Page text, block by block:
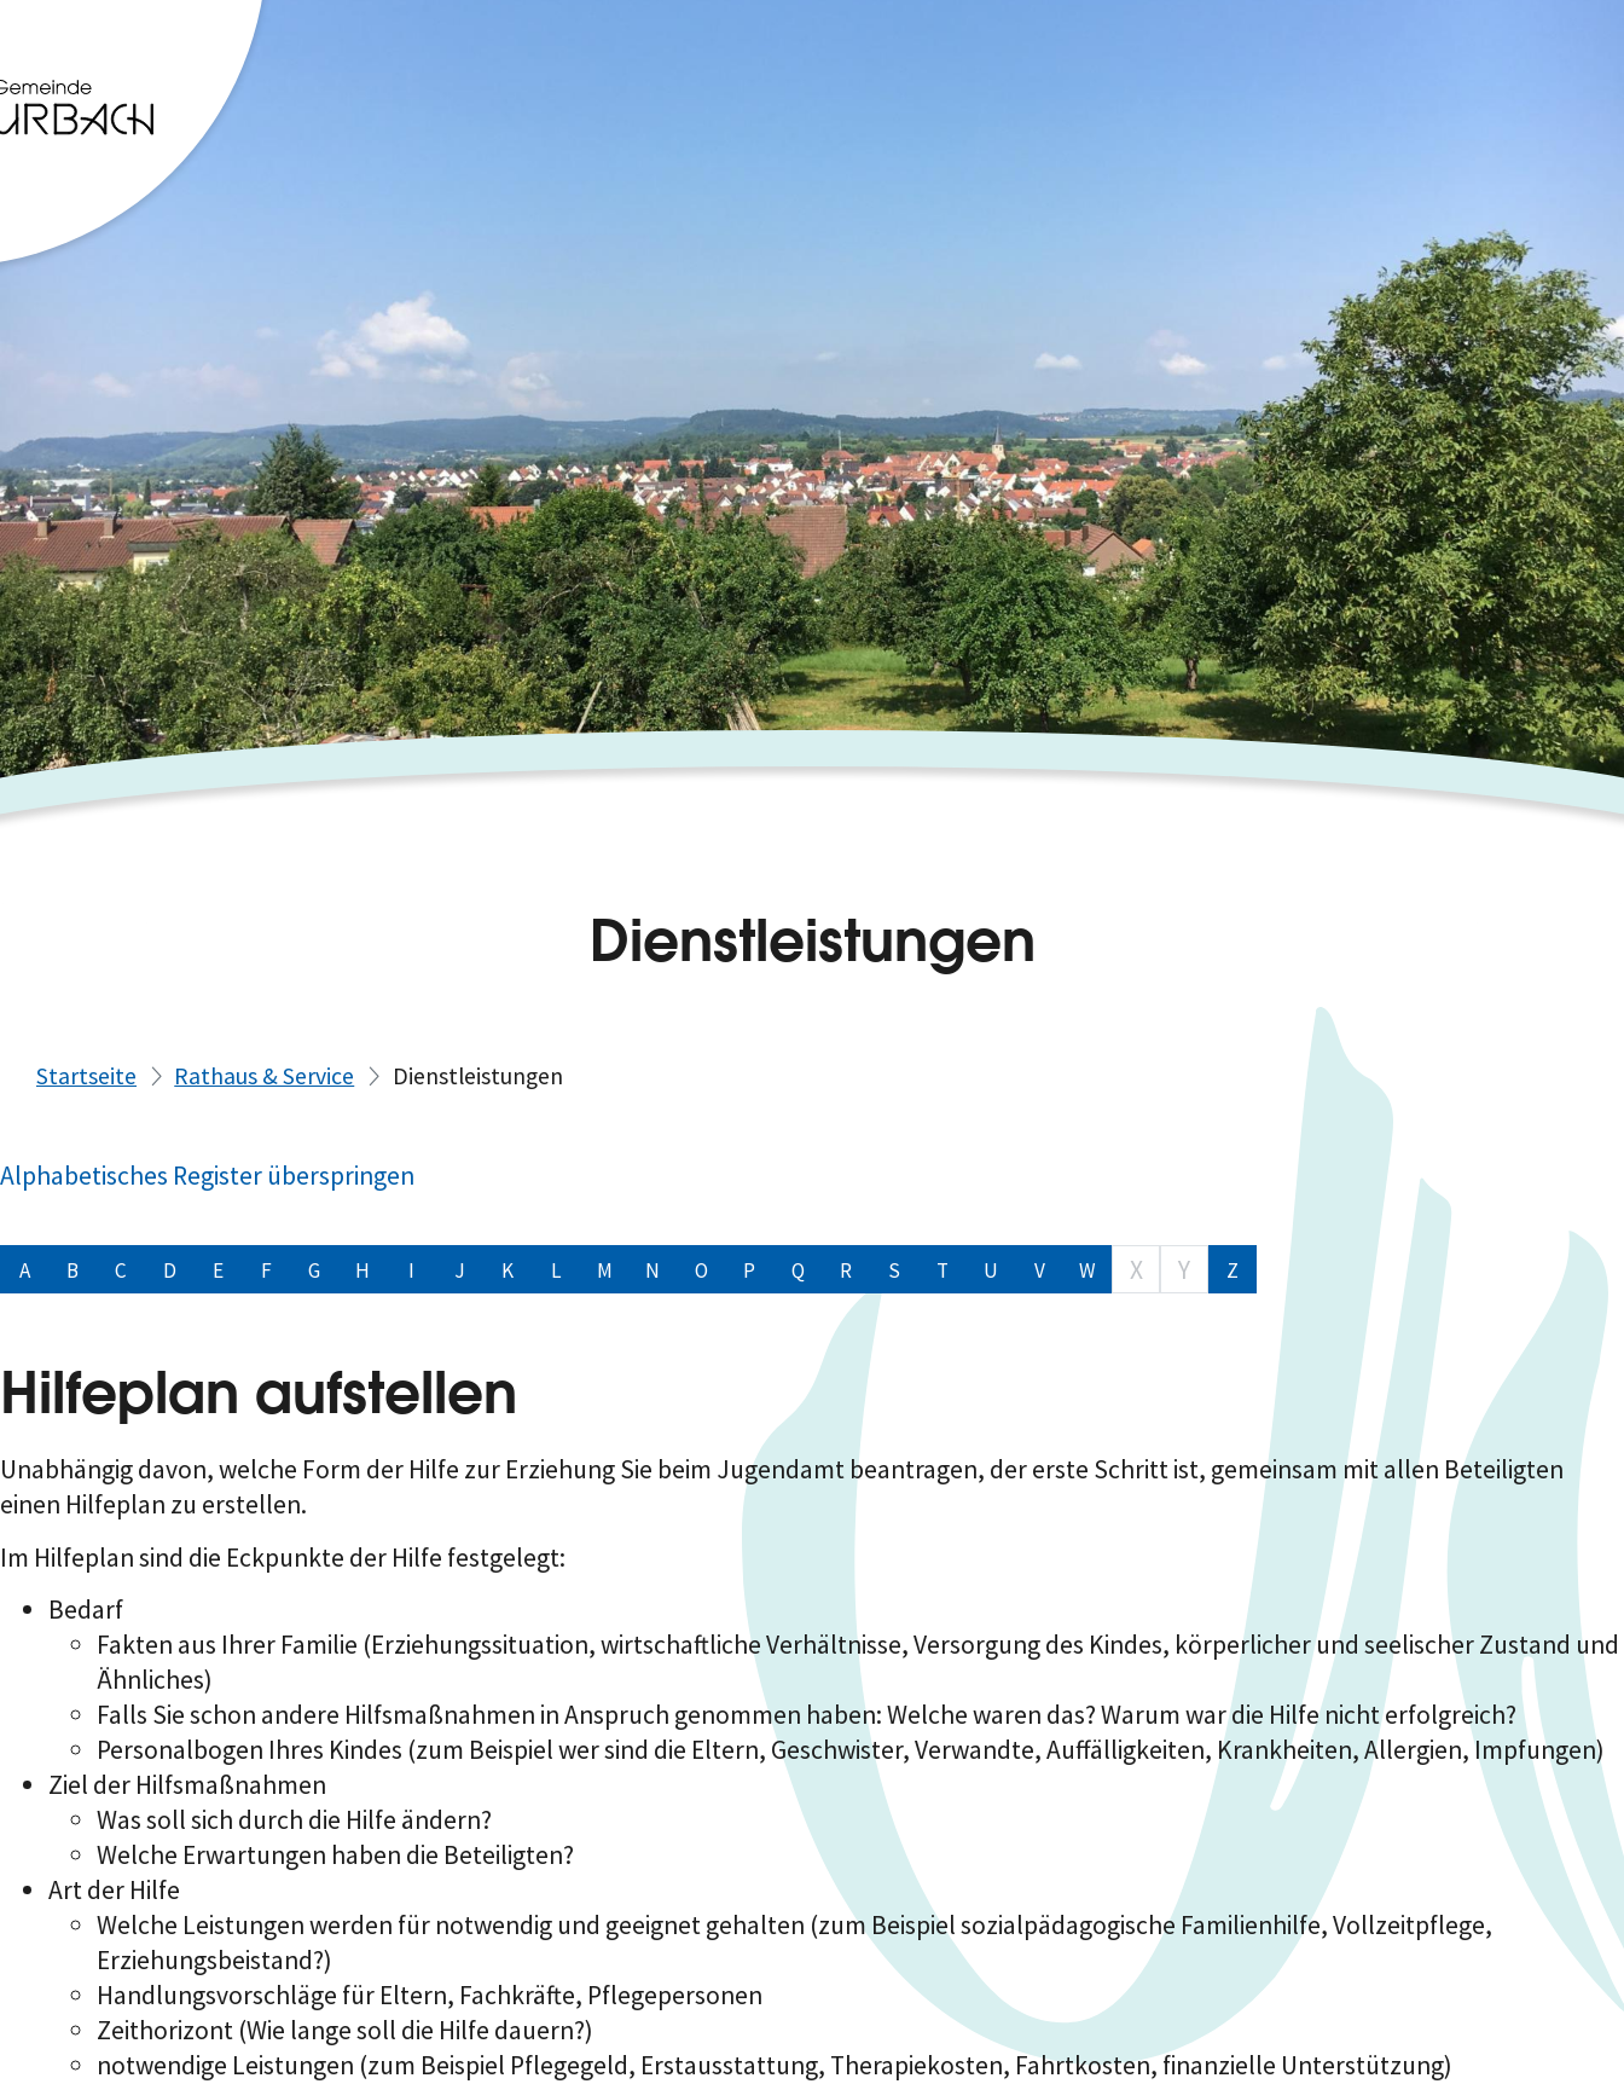
Dienstleistungen
Startseite Rathaus & Service Dienstleistungen
Alphabetisches Register überspringen
A B C D E F G H I J K L M N O P Q R S T U V W X Y Z
Hilfeplan aufstellen
Unabhängig davon, welche Form der Hilfe zur Erziehung Sie beim Jugendamt beantragen, der erste Schritt ist, gemeinsam mit allen Beteiligten
einen Hilfeplan zu erstellen.
Im Hilfeplan sind die Eckpunkte der Hilfe festgelegt:
Bedarf
Fakten aus Ihrer Familie (Erziehungssituation, wirtschaftliche Verhältnisse, Versorgung des Kindes, körperlicher und seelischer Zustand und
Ähnliches)
Falls Sieschon andere Hilfsmaßnahmen in Anspruch genommen haben: Welche waren das? Warum war die Hilfe nicht erfolgreich?
Personalbogen Ihres Kindes (zum Beispiel wer sind die Eltern, Geschwister, Verwandte, Auffälligkeiten, Krankheiten, Allergien, Impfungen)
Ziel der Hilfsmaßnahmen
Was soll sich durch die Hilfe ändern?
Welche Erwartungen haben die Beteiligten?
Art der Hilfe
Welche Leistungen werden für notwendig und geeignet gehalten (zum Beispiel sozialpädagogische Familienhilfe, Vollzeitpflege,
Erziehungsbeistand?)
Handlungsvorschläge für Eltern, Fachkräfte, Pflegepersonen
Zeithorizont (Wie lange soll die Hilfe dauern?)
notwendige Leistungen (zum Beispiel Pflegegeld, Erstausstattung, Therapiekosten, Fahrtkosten, finanzielle Unterstützung)